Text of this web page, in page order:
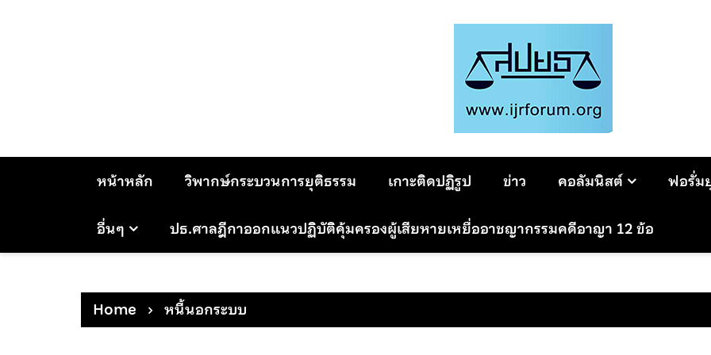
หน้าหลัก วิพากษ์กระบวนการยุติธรรม เกาะติดปฏิรูป ข่าว คอลัมนิสต์ ฟอรั่ม
อื่นๆ ปธ.ศาลฎีกาออกแนวปฏิบัติคุ้มครองผู้เสียหายเหยื่ออาชญากรรมคดีอาญา 12 ข้อ
Home หนี้นอกระบบ